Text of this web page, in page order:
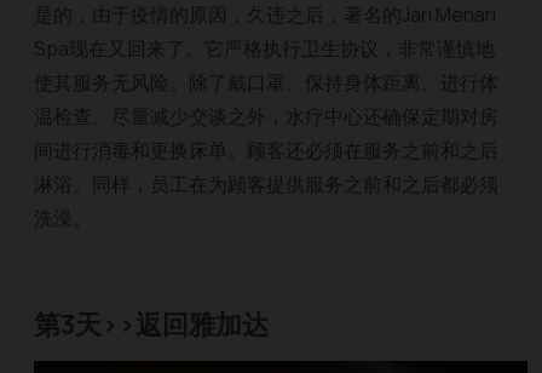
是的，由于疫情的原因，久违之后，著名的Jari Menari
Spa现在又回来了。它严格执行卫生协议，非常谨慎地
使其服务无风险。除了戴口罩、保持身体距离、进行体
温检查、尽量减少交谈之外，水疗中心还确保定期对房
间进行消毒和更换床单。顾客还必须在服务之前和之后
淋浴。同样，员工在为顾客提供服务之前和之后都必须
洗澡。
第3天>>返回雅加达